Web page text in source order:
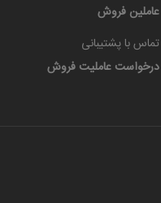
عاملین فروش
تماس با پشتیبانی
درخواست عاملیت فروش